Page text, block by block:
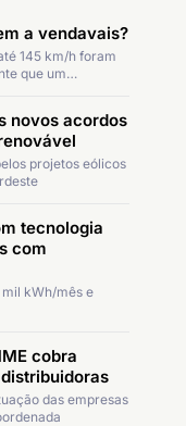
a vendavais?
145 km/h foram
que um…
novos acordos
projetos eólicos
tecnologia
com
kWh/mês e
cobra
das empresas